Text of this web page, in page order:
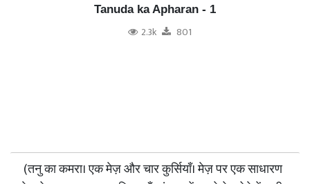
Tanuda ka Apharan - 1
2.3k 801
(तनु का कमरा। एक मेज़ और चार कुर्सियाँ। मेज़ पर एक साधारण